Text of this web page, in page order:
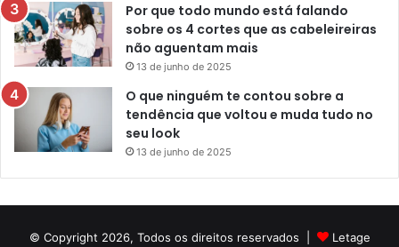
Por que todo mundo está falando
sobre os 4 cortes que as cabeleireiras
não aguentam mais
13 de junho de 2025
O que ninguém te contou sobre a
tendência que voltou e muda tudo no
seu look
13 de junho de 2025
© Copyright 2026, Todos os direitos reservados | Letage